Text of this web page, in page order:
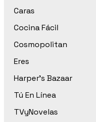
Caras
Cocina Fácil
Cosmopolitan
Eres
Harper’s Bazaar
Tú En Línea
TVyNovelas